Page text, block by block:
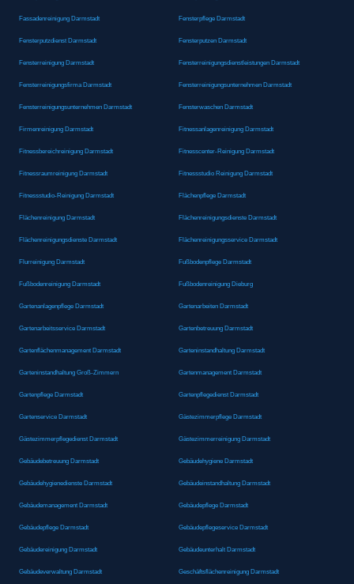
Fassadenreinigung Darmstadt Fensterpflege Darmstadt
Fensterputzdienst Darmstadt Fensterputzen Darmstadt
Fensterreinigung Darmstadt Fensterreinigungsdienstleistungen Darmstadt
Fensterreinigungsfirma Darmstadt Fensterreinigungsunternehmen Darmstadt
Fensterreinigungsunternehmen Darmstadt Fensterwaschen Darmstadt
Firmenreinigung Darmstadt Fitnessanlagenreinigung Darmstadt
Fitnessbereichreinigung Darmstadt Fitnesscenter-Reinigung Darmstadt
Fitnessraumreinigung Darmstadt Fitnessstudio Reinigung Darmstadt
Fitnessstudio-Reinigung Darmstadt Flächenpflege Darmstadt
Flächenreinigung Darmstadt Flächenreinigungsdienste Darmstadt
Flächenreinigungsdienste Darmstadt Flächenreinigungsservice Darmstadt
Flurreinigung Darmstadt Fußbodenpflege Darmstadt
Fußbodenreinigung Darmstadt Fußbodenreinigung Dieburg
Gartenanlagenpflege Darmstadt Gartenarbeiten Darmstadt
Gartenarbeitsservice Darmstadt Gartenbetreuung Darmstadt
Gartenflächenmanagement Darmstadt Garteninstandhaltung Darmstadt
Garteninstandhaltung Groß-Zimmern Gartenmanagement Darmstadt
Gartenpflege Darmstadt Gartenpflegedienst Darmstadt
Gartenservice Darmstadt Gästezimmerpflege Darmstadt
Gästezimmerpflegedienst Darmstadt Gästezimmerreinigung Darmstadt
Gebäudebetreuung Darmstadt Gebäudehygiene Darmstadt
Gebäudehygienedienste Darmstadt Gebäudeinstandhaltung Darmstadt
Gebäudemanagement Darmstadt Gebäudepflege Darmstadt
Gebäudepflege Darmstadt Gebäudepflegeservice Darmstadt
Gebäudereinigung Darmstadt Gebäudeunterhalt Darmstadt
Gebäudeverwaltung Darmstadt Geschäftsflächenreinigung Darmstadt